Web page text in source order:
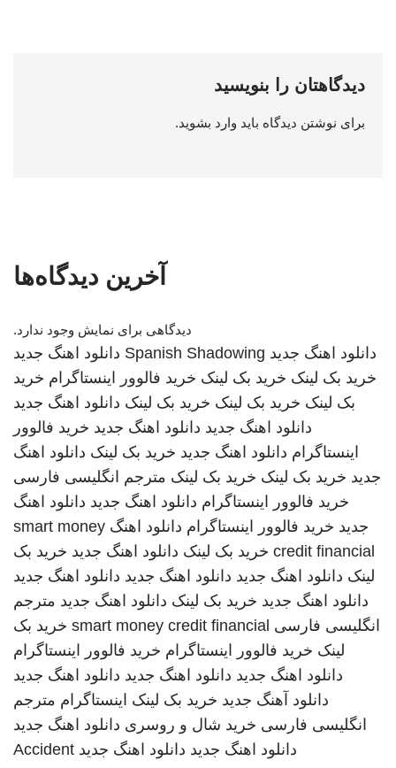
دیدگاهتان را بنویسید
برای نوشتن دیدگاه باید وارد بشوید.
آخرین دیدگاه‌ها
دیدگاهی برای نمایش وجود ندارد.
دانلود اهنگ جدید Spanish Shadowing دانلود اهنگ جدید
خرید بک لینک خرید بک لینک خرید فالوور اینستاگرام خرید
بک لینک خرید بک لینک خرید بک لینک دانلود اهنگ جدید
دانلود اهنگ جدید دانلود اهنگ جدید خرید فالوور
اینستاگرام دانلود اهنگ جدید خرید بک لینک دانلود اهنگ
جدید خرید بک لینک خرید بک لینک مترجم انگلیسی فارسی
خرید فالوور اینستاگرام دانلود اهنگ جدید دانلود اهنگ
جدید خرید فالوور اینستاگرام دانلود اهنگ smart money
credit financial خرید بک لینک دانلود اهنگ جدید خرید بک
لینک دانلود اهنگ جدید دانلود اهنگ جدید دانلود اهنگ جدید
دانلود اهنگ جدید خرید بک لینک دانلود اهنگ جدید مترجم
انگلیسی فارسی smart money credit financial خرید بک
لینک خرید فالوور اینستاگرام خرید فالوور اینستاگرام
دانلود اهنگ جدید دانلود اهنگ جدید دانلود اهنگ جدید
دانلود آهنگ جدید خرید بک لینک اینستاگرام مترجم
انگلیسی فارسی خرید شال و روسری دانلود اهنگ جدید
دانلود اهنگ جدید دانلود اهنگ جدید Accident